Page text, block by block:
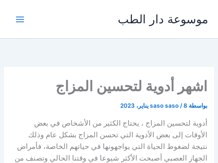
المحتوى
موسوعة دار الطب
اشهر أدوية لتحسين المزاج
بواسطة saso saso /8 يناير، 2023
أدوية لتحسين المزاج ، يحتاج الكثير من الأشخاص في بعض
الأوقات إلى بعض الأدوية التي تحسن المزاج بشكل عام وذلك
نتيجة لضغوط الحياة التي يواجهونها في حياتهم الخاصة، فأمراض
الجهاز العصبي أصبحت الأكثر شيوعا في وقتنا الحالي وتصنف من